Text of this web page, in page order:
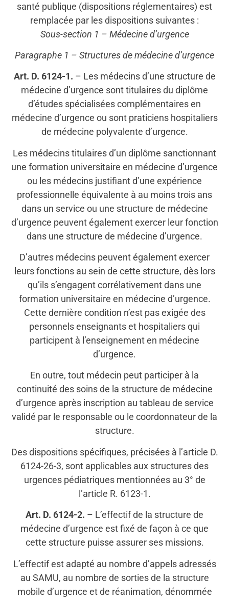
santé publique (dispositions réglementaires) est
remplacée par les dispositions suivantes :
Sous-section 1 – Médecine d’urgence
Paragraphe 1 – Structures de médecine d’urgence
Art. D. 6124-1. – Les médecins d’une structure de
médecine d’urgence sont titulaires du diplôme
d’études spécialisées complémentaires en
médecine d’urgence ou sont praticiens hospitaliers
de médecine polyvalente d’urgence.
Les médecins titulaires d’un diplôme sanctionnant
une formation universitaire en médecine d’urgence
ou les médecins justifiant d’une expérience
professionnelle équivalente à au moins trois ans
dans un service ou une structure de médecine
d’urgence peuvent également exercer leur fonction
dans une structure de médecine d’urgence.
D’autres médecins peuvent également exercer
leurs fonctions au sein de cette structure, dès lors
qu’ils s’engagent corrélativement dans une
formation universitaire en médecine d’urgence.
Cette dernière condition n’est pas exigée des
personnels enseignants et hospitaliers qui
participent à l’enseignement en médecine
d’urgence.
En outre, tout médecin peut participer à la
continuité des soins de la structure de médecine
d’urgence après inscription au tableau de service
validé par le responsable ou le coordonnateur de la
structure.
Des dispositions spécifiques, précisées à l’article D.
6124-26-3, sont applicables aux structures des
urgences pédiatriques mentionnées au 3° de
l’article R. 6123-1.
Art. D. 6124-2. – L’effectif de la structure de
médecine d’urgence est fixé de façon à ce que
cette structure puisse assurer ses missions.
L’effectif est adapté au nombre d’appels adressés
au SAMU, au nombre de sorties de la structure
mobile d’urgence et de réanimation, dénommée